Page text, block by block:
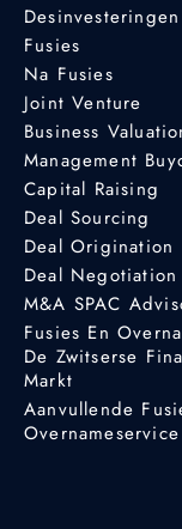
Desinvesteringen
Fusies
Na Fusies
Joint Venture
Business
Management
Capital Raising
Deal Sourcing
Deal Origination
Deal Negotiation
M&A SPAC
Fusies En
De Zwitserse
Markt
Aanvullende
Overnameservice